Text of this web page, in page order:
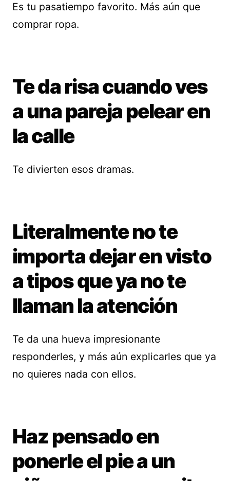
Es tu pasatiempo favorito. Más aún que
comprar ropa.
Te da risa cuando ves
a una pareja pelear en
la calle
Te divierten esos dramas.
Literalmente no te
importa dejar en visto
a tipos que ya no te
llaman la atención
Te da una hueva impresionante
responderles, y más aún explicarles que ya
no quieres nada con ellos.
Haz pensado en
ponerle el pie a un